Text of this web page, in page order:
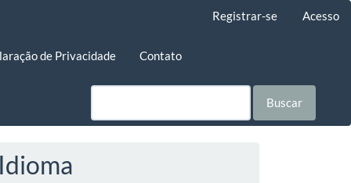
Registrar-se Acesso
de Privacidade Contato
Buscar
Idioma